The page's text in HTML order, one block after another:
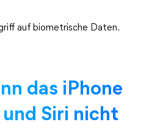
auf biometrische Daten.
das iPhone
Siri nicht